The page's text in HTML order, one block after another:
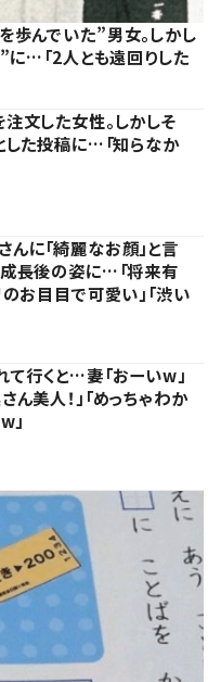
んでいた”男女。しかし
…「2人とも遠回りした
文した女性。しかしそ
した投稿に…「知らなか
に「綺麗なお顔」と言
長後の姿に…「将来有
のお目目で可愛い」「渋い
行くと…妻「おーいw」
ん美人！」「めっちゃわか
」